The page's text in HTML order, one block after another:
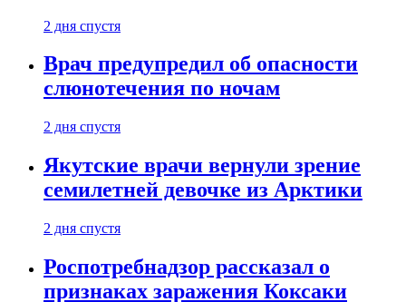
2 дня спустя
Врач предупредил об опасности
слюнотечения по ночам
2 дня спустя
Якутские врачи вернули зрение
семилетней девочке из Арктики
2 дня спустя
Роспотребнадзор рассказал о
признаках заражения Коксаки